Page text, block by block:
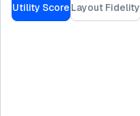
Utility Score Layout Fidelity